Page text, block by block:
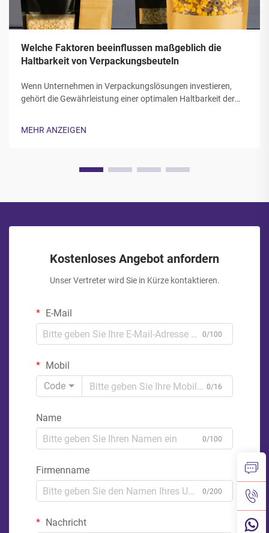
Welche Faktoren beeinflussen maßgeblich die
Haltbarkeit von Verpackungsbeuteln
Wenn Unternehmen in Verpackungslösungen investieren,
gehört die Gewährleistung einer optimalen Haltbarkeit der
MEHR ANZEIGEN
Kostenloses Angebot anfordern
Unser Vertreter wird Sie in Kürze kontaktieren.
E-Mail
0/100
Mobil
Code
0/16
Name
0/100
Firmenname
0/200
Nachricht